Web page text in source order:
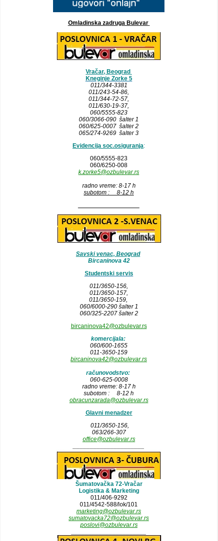
Omladinska zadruga Bulevar
Vračar, Beograd
Kneginje Zorke 5
011/344-3381
011/243-54-86,
011/344-72-57,
011/630-19-37,
060/5555-823
060/3066-090 šalter 1
060/625-0007 šalter 2
065/274-9269 šalter 3
Evidencija soc.osiguranja:
060/5555-823
060/6250-008
k.zorke5@ozbulevar.rs
radno vreme: 8-17 h
subotom : 8-12 h
Savski venac, Beograd
Bircaninova 42
Studentski servis
011/3650-156,
011/3650-157,
011/3650-159,
060/6000-290 šalter 1
060/325-2207 šalter 2
bircaninova42@ozbulevar.rs
komercijala:
060/600-1655
011-3650-159
bircaninova42@ozbulevar.rs
računovodstvo:
060-625-0008
radno vreme: 8-17 h
subotom : 8-12 h
obracunzarada@ozbulevar.rs
Glavni menadzer
011/3650-156,
063/266-307
office@ozbulevar.rs
Šumatovačka 72-Vračar
Logistika & Marketing
011/406-9292
011/4542-588/lok/101
marketing@ozbulevar.rs
sumatovacka72@ozbulevar.rs
poslovi@ozbulevar.rs